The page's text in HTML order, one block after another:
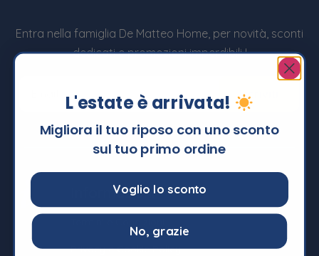
Entra nella famiglia De Matteo Home, per novità, sconti
dedicati e promozioni imperdibili !
Informazioni
Privacy e Cookie Policy
L'estate è arrivata!
Migliora il tuo riposo con uno sconto
sul tuo primo ordine
Voglio lo sconto
No, grazie